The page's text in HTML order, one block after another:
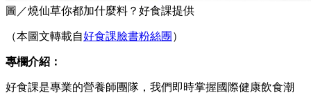
圖／燒仙草你都加什麼料？好食課提供
（本圖文轉載自好食課臉書粉絲團 ）
專欄介紹：
好食課是專業的營養師團隊，我們即時掌握國際健康飲食潮